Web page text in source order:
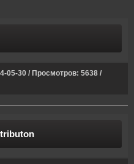
05-30 / Просмотров: 5638 /